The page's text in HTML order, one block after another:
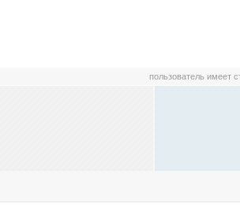
пользователь имеет